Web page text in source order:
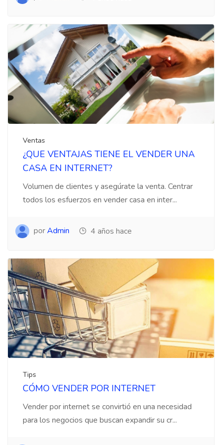
Ventas
¿QUE VENTAJAS TIENE EL VENDER UNA
CASA EN INTERNET?
Volumen de clientes y asegúrate la venta. Centrar
todos los esfuerzos en vender casa en inter...
porAdmin 4 años hace
Tips
CÓMO VENDER POR INTERNET
Vender por internet se convirtió en una necesidad
para los negocios que buscan expandir su cr...